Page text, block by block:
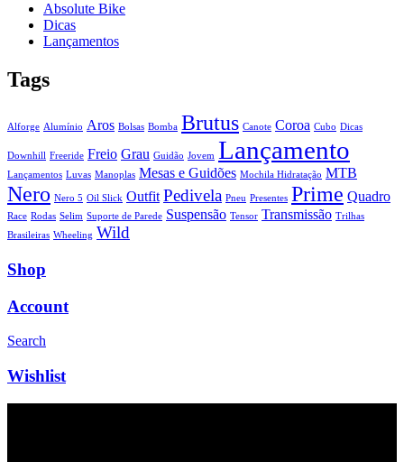
Absolute Bike
Dicas
Lançamentos
Tags
Alforge Alumínio Aros Bolsas Bomba Brutus Canote Coroa Cubo Dicas
Downhill Freeride Freio Grau Guidão Jovem Lançamento
Lançamentos Luvas Manoplas Mesas e Guidões Mochila Hidratação MTB
Nero Nero 5 Oil Slick Outfit Pedivela Pneu Presentes Prime Quadro
Race Rodas Selim Suporte de Parede Suspensão Tensor Transmissão Trilhas
Brasileiras Wheeling Wild
Shop
Account
Search
Wishlist